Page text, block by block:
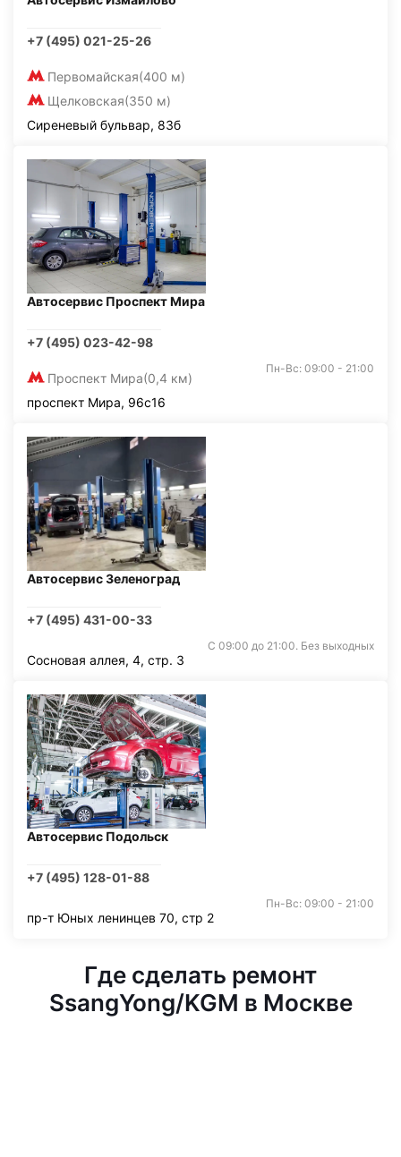
+7 (495) 021-25-26
Первомайская(400 м)
Щелковская(350 м)
Сиреневый бульвар, 83б
Автосервис Проспект Мира
+7 (495) 023-42-98
Проспект Мира(0,4 км)
Пн-Вс: 09:00 - 21:00
проспект Мира, 96с16
Автосервис Зеленоград
+7 (495) 431-00-33
С 09:00 до 21:00. Без выходных
Сосновая аллея, 4, стр. 3
Автосервис Подольск
+7 (495) 128-01-88
Пн-Вс: 09:00 - 21:00
пр-т Юных ленинцев 70, стр 2
Где сделать ремонт
SsangYong/KGM в Москве